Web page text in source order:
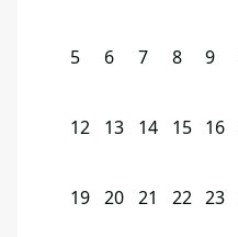
5 6 7 8 9
12 13 14 15 16
19 20 21 22 23